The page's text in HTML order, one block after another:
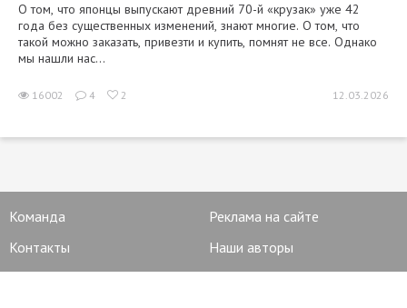
О том, что японцы выпускают древний 70-й «крузак» уже 42
года без существенных изменений, знают многие. О том, что
такой можно заказать, привезти и купить, помнят не все. Однако
мы нашли нас...
16002 4 2 12.03.2026
Команда
Реклама на сайте
Контакты
Наши авторы